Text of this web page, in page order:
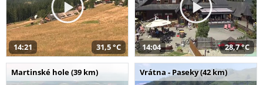
14:21 31,5 °C 14:04 28,7 °C
Martinské hole (39 km) Vrátna - Paseky (42 km)